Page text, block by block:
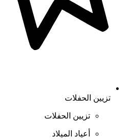
تزيين الحفلات
تزيين الحفلات
أعياد الميلاد